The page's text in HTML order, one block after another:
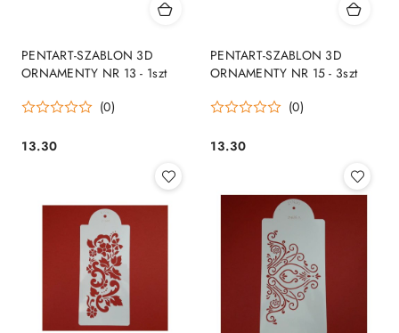
PENTART-SZABLON 3D
ORNAMENTY NR 13 - 1szt
(0)
Cena:
13.30
PENTART-SZABLON 3D
ORNAMENTY NR 15 - 3szt
(0)
Cena:
13.30